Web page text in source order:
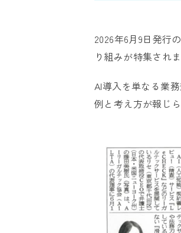
2026年6月9日発行
り組みが特集されま
AI導入を単なる業
例と考え方が報じ